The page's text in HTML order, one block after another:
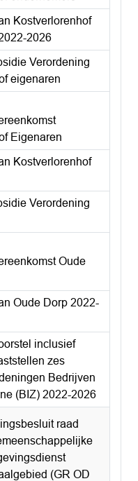
Kostverlorenhof
2026
Verordening
eigenaren
Eigenaren
Kostverlorenhof
Verordening
Oude
Oude Dorp 2022-
inclusief
zes
Bedrijven
(BIZ) 2022-2026
raad
(GR OD